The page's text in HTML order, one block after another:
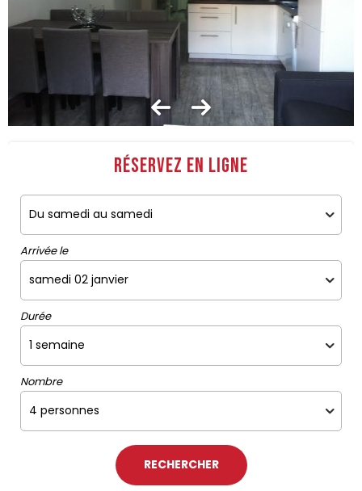
Réservez en ligne
Arrivée le
Durée
Nombre